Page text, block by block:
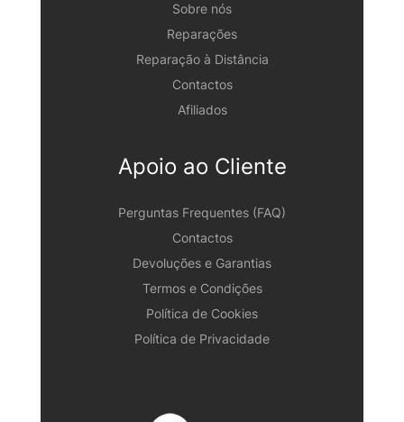
Sobre nós
Reparações
Reparação à Distância
Contactos
Afiliados
Apoio ao Cliente
Perguntas Frequentes (FAQ)
Contactos
Devoluções e Garantias
Termos e Condições
Política de Cookies
Política de Privacidade